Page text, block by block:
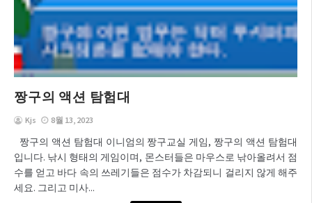
짱구의 액션 탐험대
Kjs 8월 13, 2023
짱구의 액션 탐험대 이니엄의 짱구교실 게임, 짱구의 액션 탐험대
입니다. 낚시 형태의 게임이며, 몬스터들은 마우스로 낚아올려서 점
수를 얻고 바다 속의 쓰레기들은 점수가 차감되니 걸리지 않게 해주
세요. 그리고 미사...